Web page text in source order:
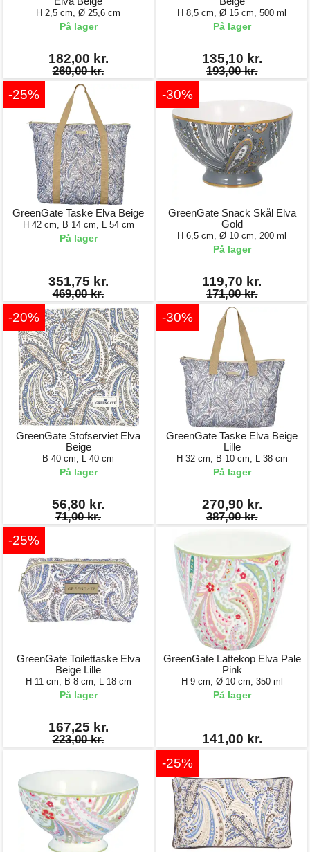
H 2,5 cm, Ø 25,6 cm
På lager
182,00 kr.
260,00 kr.
H 8,5 cm, Ø 15 cm, 500 ml
På lager
135,10 kr.
193,00 kr.
-25%
GreenGate Taske Elva Beige
H 42 cm, B 14 cm, L 54 cm
På lager
351,75 kr.
469,00 kr.
-30%
GreenGate Snack Skål Elva
Gold
H 6,5 cm, Ø 10 cm, 200 ml
På lager
119,70 kr.
171,00 kr.
-20%
GreenGate Stofserviet Elva
Beige
B 40 cm, L 40 cm
På lager
56,80 kr.
71,00 kr.
-30%
GreenGate Taske Elva Beige
Lille
H 32 cm, B 10 cm, L 38 cm
På lager
270,90 kr.
387,00 kr.
-25%
GreenGate Toilettaske Elva
Beige Lille
H 11 cm, B 8 cm, L 18 cm
På lager
167,25 kr.
223,00 kr.
GreenGate Lattekop Elva Pale
Pink
H 9 cm, Ø 10 cm, 350 ml
På lager
141,00 kr.
-25%